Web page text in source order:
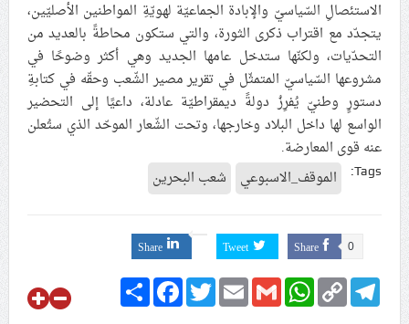
الاستئصالِ السّياسيّ والإبادة الجماعيّة لهويّةِ المواطنين الأصليّين،
يتجدّد مع اقتراب ذكرى الثورة، والتي ستكون محاطةً بالعديد من
التحدّيات، ولكنّها ستدخل عامها الجديد وهي أكثر وضوحًا في
مشروعها السّياسيّ المتمثّل في تقرير مصير الشّعب وحقّه في كتابةِ
دستورٍ وطنيّ يُفرِزُ دولةً ديمقراطيّة عادلة، داعيًا إلى التحضير
الواسع لها داخل البلاد وخارجها، وتحت الشّعار الموحّد الذي ستُعلن
عنه قوى المعارضة.
Tags: الموقف_الاسبوعي شعب البحرين
Share 0
Tweet
Share
ShareFacebookTwitterEmailGmail
WhatsApp Copy
Link
Telegram